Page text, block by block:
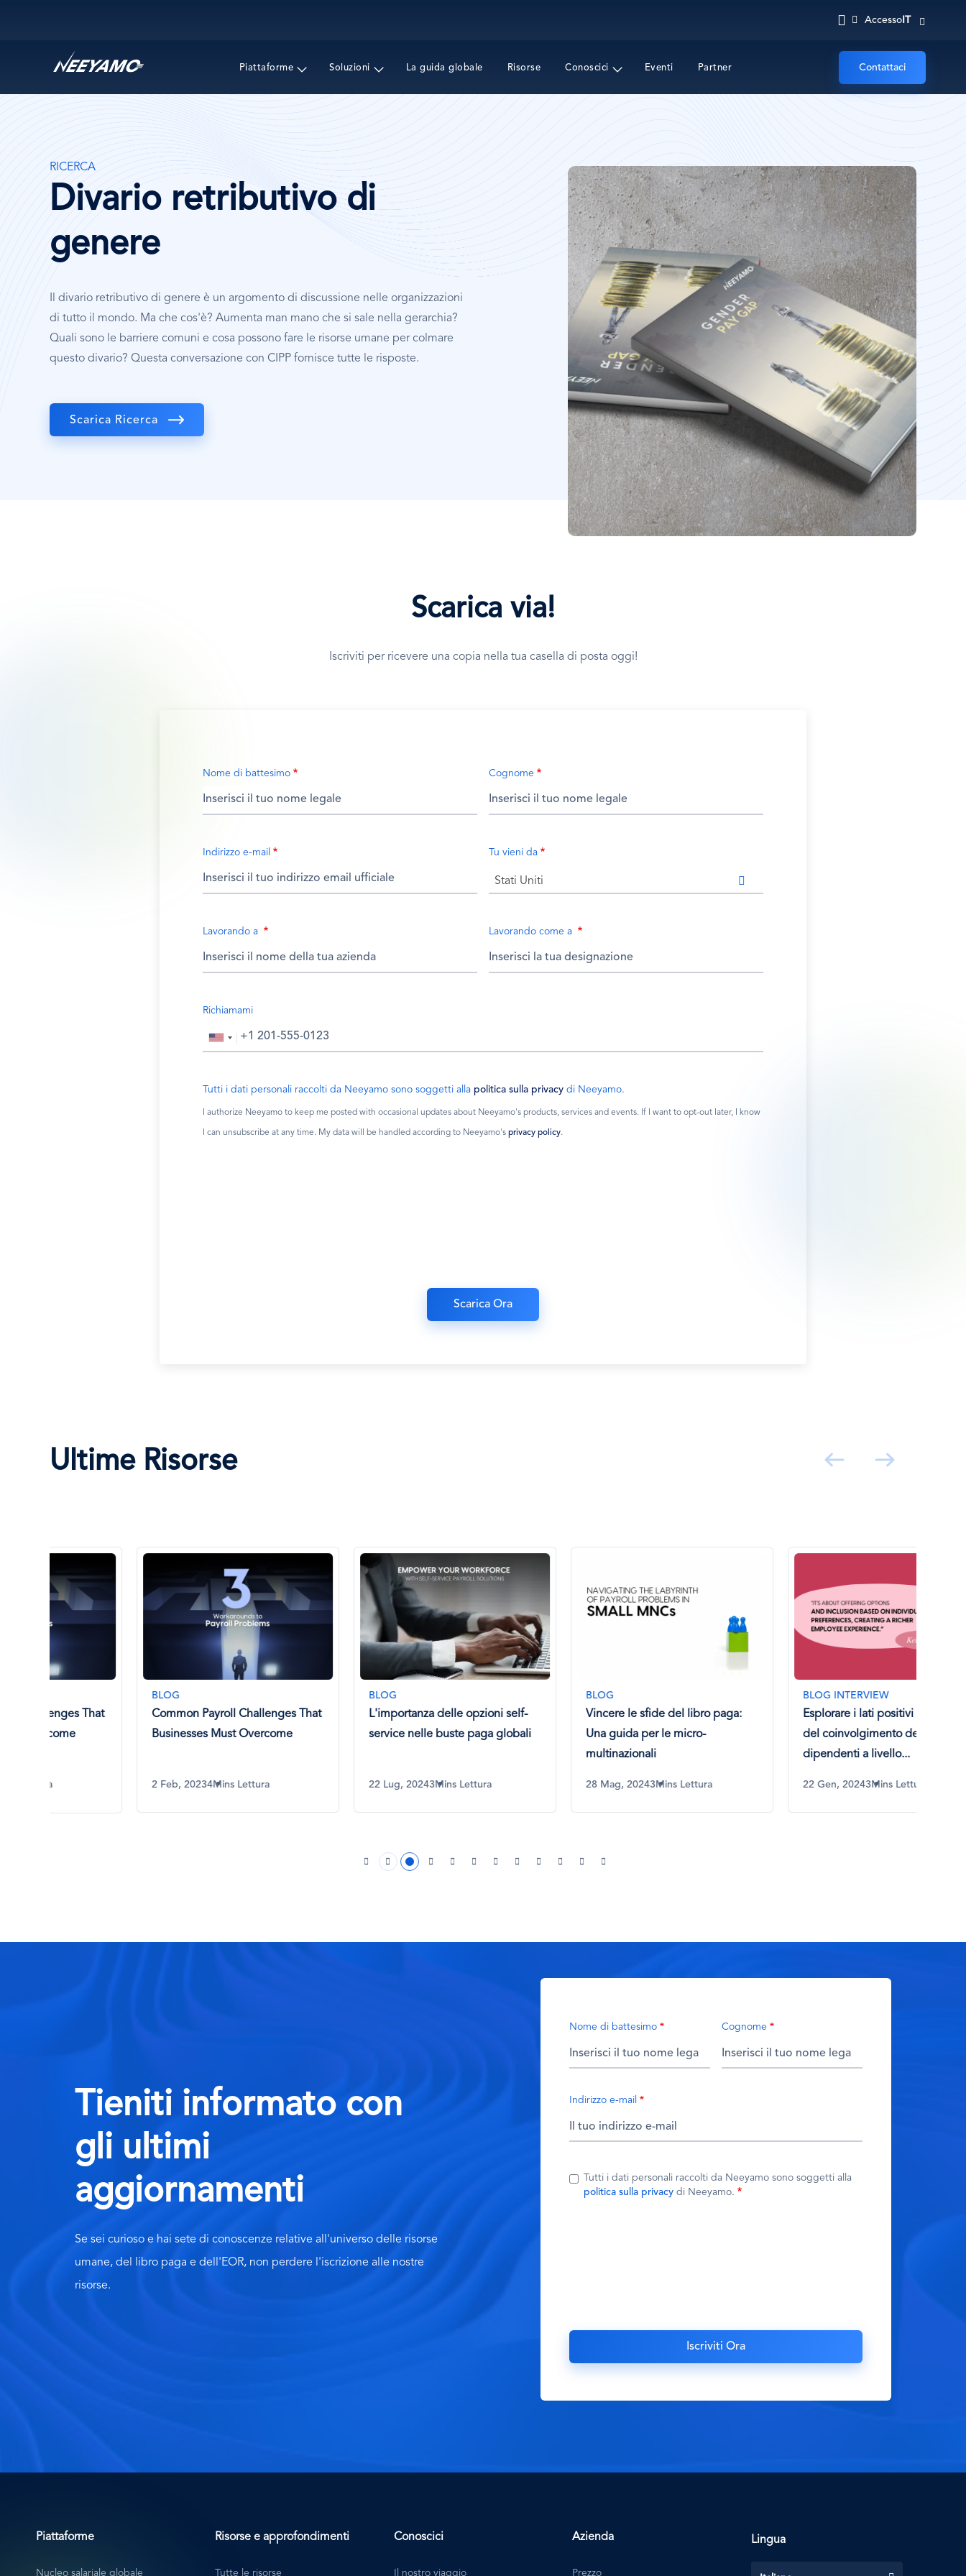
principale
AccessoIT
Piattaforme Soluzioni La guida globale Risorse Conoscici Eventi Partner Contattaci
RICERCA
Divario retributivo di
genere
Il divario retributivo di genere è un argomento di discussione nelle organizzazioni
di tutto il mondo. Ma che cos'è? Aumenta man mano che si sale nella gerarchia?
Quali sono le barriere comuni e cosa possono fare le risorse umane per colmare
questo divario? Questa conversazione con CIPP fornisce tutte le risposte.
Scarica Ricerca
Immagine
Scarica via!
Iscriviti per ricevere una copia nella tua casella di posta oggi!
Nome di battesimo Cognome
Indirizzo e-mail Tu vieni da
Stati Uniti
Lavorando a Lavorando come a
Richiamami
Tutti i dati personali raccolti da Neeyamo sono soggetti alla politica sulla privacy di Neeyamo.
I authorize Neeyamo to keep me posted with occasional updates about Neeyamo's products, services and events. If I want to opt-out later, I know
I can unsubscribe at any time. My data will be handled according to Neeyamo's privacy policy.
Ultime Risorse
Common Payroll Challenges That
Businesses Must Overcome
4Mins Lettura
L'importanza delle opzioni self-
service nelle buste paga globali
3Mins Lettura
Vincere le sfide del libro paga:
Una guida per le micro-
3Mins Lettura
BLOG INTERVIEW
Esplorare i lati positivi e negativi
del coinvolgimento dei
dipendenti a livello...
3Mins Lettura
Tieniti informato con
gli ultimi
aggiornamenti
Se sei curioso e hai sete di conoscenze relative all'universo delle risorse
umane, del libro paga e dell'EOR, non perdere l'iscrizione alle nostre
risorse.
Nome di battesimo Cognome
Indirizzo e-mail
Tutti i dati personali raccolti da Neeyamo sono soggetti alla
politica sulla privacy di Neeyamo.
Piattaforme
Nucleo salariale globale
Risorse e approfondimenti
Tutte le risorse
Conoscici
Il nostro viaggio
Azienda
Prezzo
Lingua